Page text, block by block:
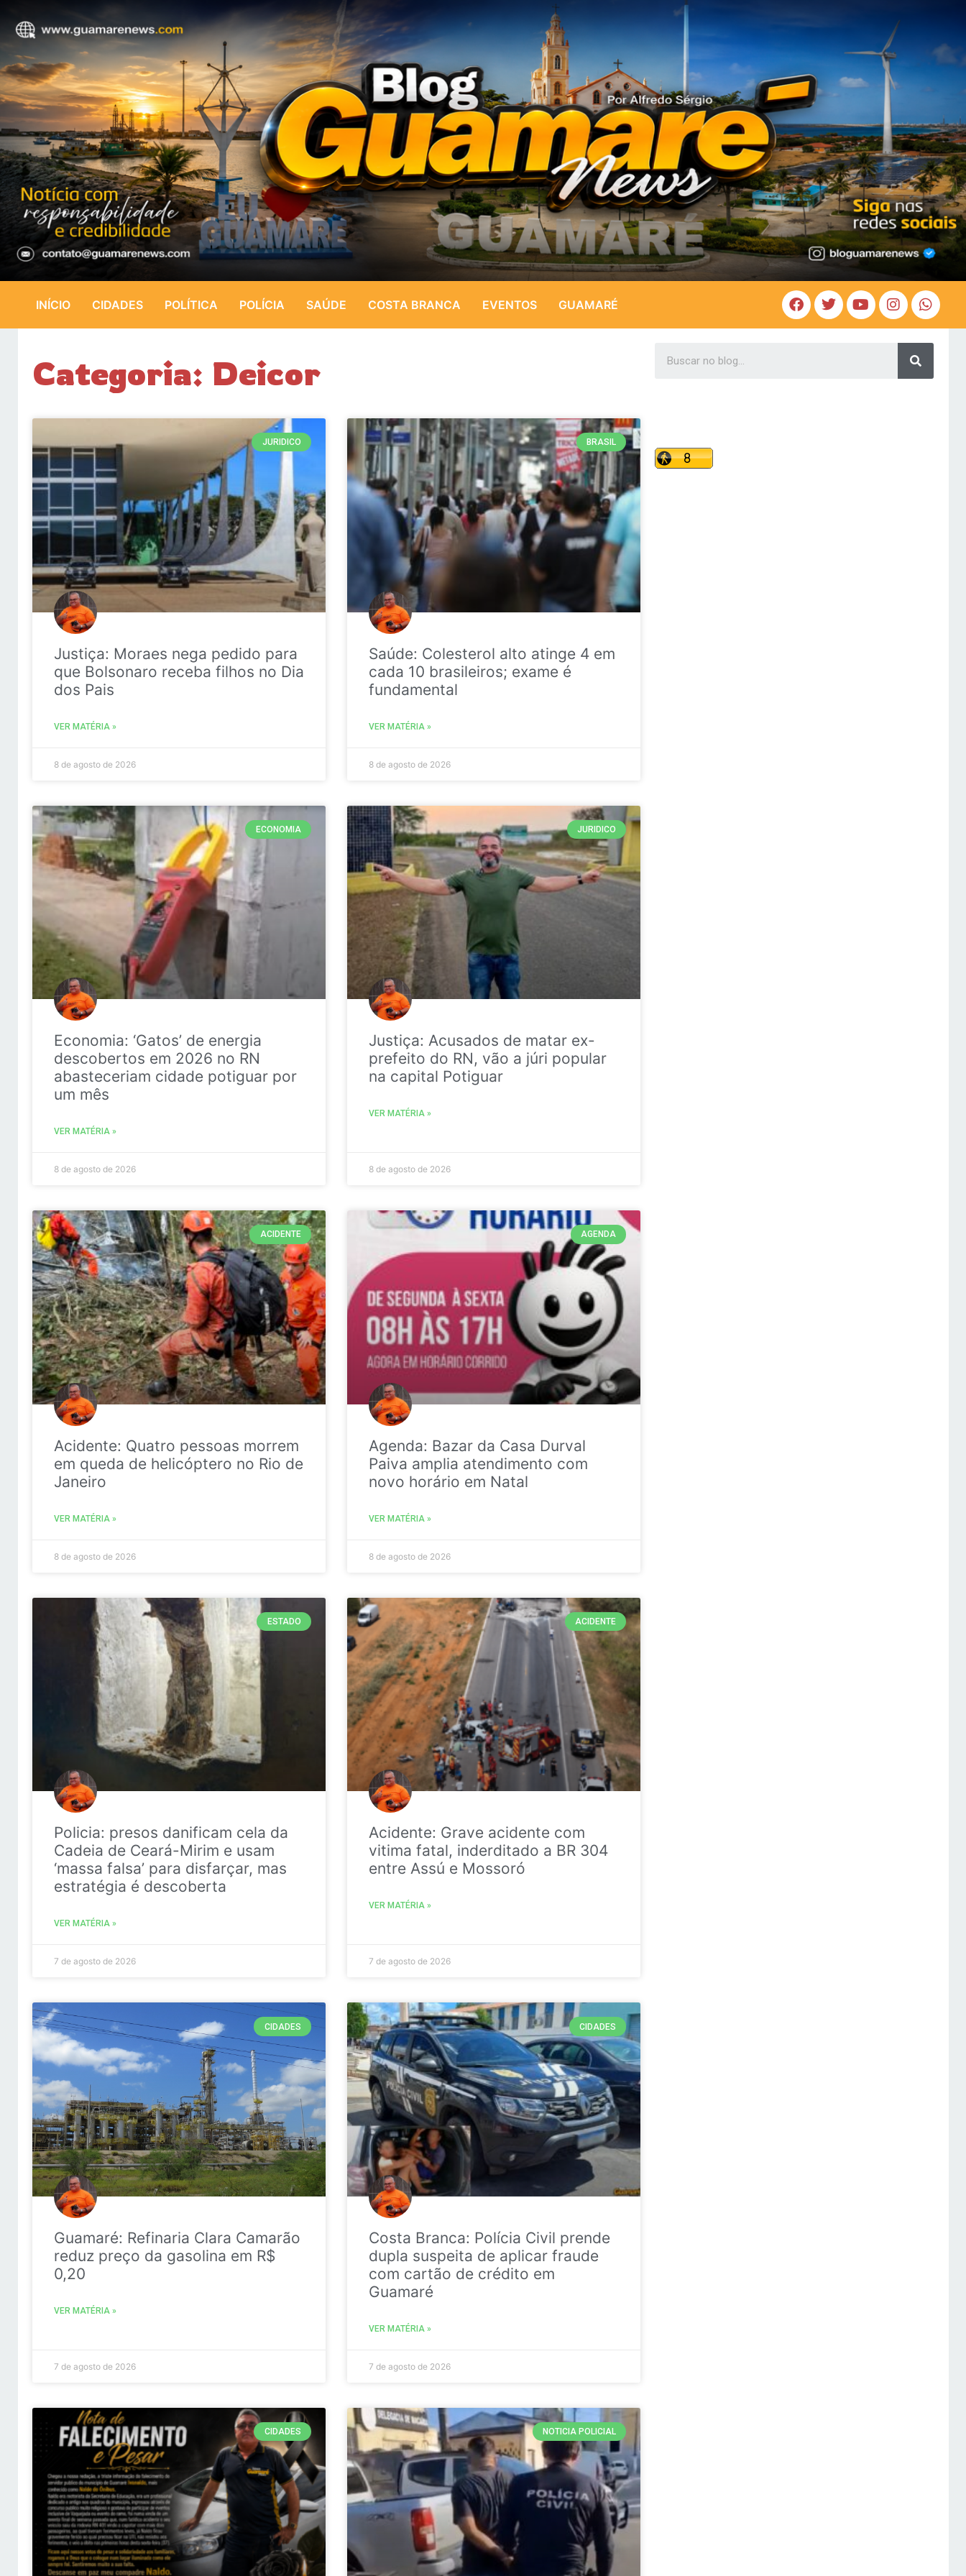
INÍCIO CIDADES POLÍTICA POLÍCIA SAÚDE COSTA BRANCA EVENTOS GUAMARÉ
Categoria: Deicor
JURIDICO
Justiça: Moraes nega pedido para
que Bolsonaro receba filhos no Dia
dos Pais
VER MATÉRIA »
8 de agosto de 2026
BRASIL
Saúde: Colesterol alto atinge 4 em
cada 10 brasileiros; exame é
fundamental
VER MATÉRIA »
8 de agosto de 2026
ECONOMIA
Economia: ‘Gatos’ de energia
descobertos em 2026 no RN
abasteceriam cidade potiguar por
um mês
VER MATÉRIA »
8 de agosto de 2026
JURIDICO
Justiça: Acusados de matar ex-
prefeito do RN, vão a júri popular
na capital Potiguar
VER MATÉRIA »
8 de agosto de 2026
ACIDENTE
Acidente: Quatro pessoas morrem
em queda de helicóptero no Rio de
Janeiro
VER MATÉRIA »
8 de agosto de 2026
AGENDA
Agenda: Bazar da Casa Durval
Paiva amplia atendimento com
novo horário em Natal
VER MATÉRIA »
8 de agosto de 2026
ESTADO
Policia: presos danificam cela da
Cadeia de Ceará-Mirim e usam
‘massa falsa’ para disfarçar, mas
estratégia é descoberta
VER MATÉRIA »
7 de agosto de 2026
ACIDENTE
Acidente: Grave acidente com
vitima fatal, inderditado a BR 304
entre Assú e Mossoró
VER MATÉRIA »
7 de agosto de 2026
CIDADES
Guamaré: Refinaria Clara Camarão
reduz preço da gasolina em R$
0,20
VER MATÉRIA »
7 de agosto de 2026
CIDADES
Costa Branca: Polícia Civil prende
dupla suspeita de aplicar fraude
com cartão de crédito em
Guamaré
VER MATÉRIA »
7 de agosto de 2026
CIDADES NOTICIA POLICIAL